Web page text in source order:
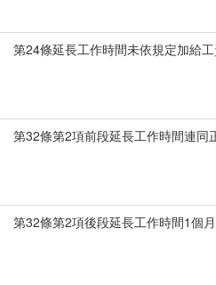
第24條延長工作時間未依規定加給
第32條第2項前段延長工作時間連
第32條第2項後段延長工作時間1個